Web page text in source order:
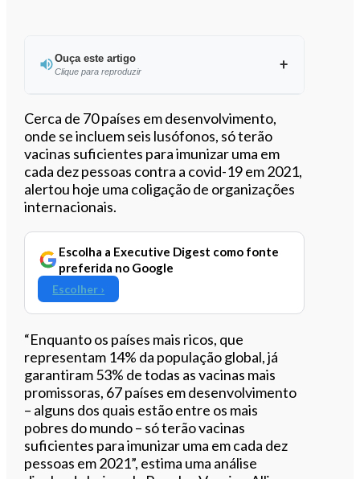
Ouça este artigo
Clique para reproduzir
Ouvir este artigo
Cerca de 70 países em desenvolvimento,
onde se incluem seis lusófonos, só terão
vacinas suficientes para imunizar uma em
cada dez pessoas contra a covid-19 em 2021,
alertou hoje uma coligação de organizações
internacionais.
Escolha a Executive Digest como fonte
preferida no Google
Escolher ›
“Enquanto os países mais ricos, que
representam 14% da população global, já
garantiram 53% de todas as vacinas mais
promissoras, 67 países em desenvolvimento
– alguns dos quais estão entre os mais
pobres do mundo – só terão vacinas
suficientes para imunizar uma em cada dez
pessoas em 2021”, estima uma análise